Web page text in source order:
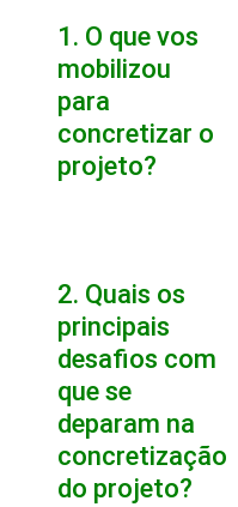
1. O que vos
mobilizou
para
concretizar o
projeto?
2. Quais os
principais
desafios com
que se
deparam na
concretização
do projeto?